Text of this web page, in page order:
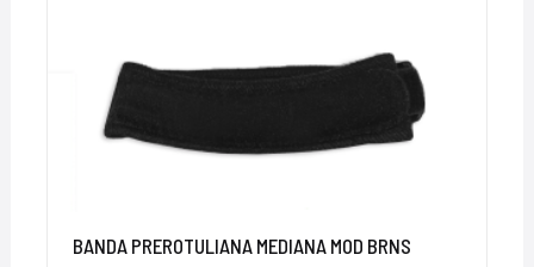
BANDA PREROTULIANA MEDIANA MOD BRNS